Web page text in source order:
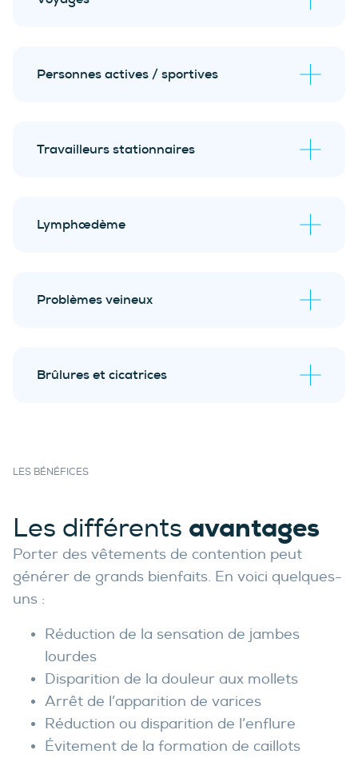
Personnes actives / sportives
Travailleurs stationnaires
Lymphœdème
Problèmes veineux
Brûlures et cicatrices
LES BÉNÉFICES
Les différents avantages
Porter des vêtements de contention peut
générer de grands bienfaits. En voici quelques-
uns :
Réduction de la sensation de jambes
lourdes
Disparition de la douleur aux mollets
Arrêt de l’apparition de varices
Réduction ou disparition de l’enflure
Évitement de la formation de caillots